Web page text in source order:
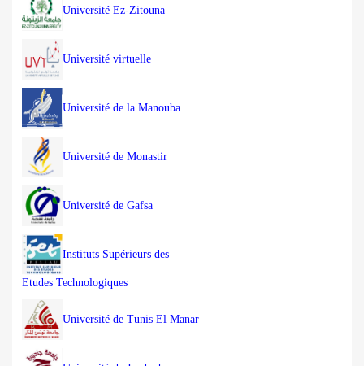
Université Ez-Zitouna
Université virtuelle
Université de la Manouba
Université de Monastir
Université de Gafsa
Instituts Supérieurs des
Etudes Technologiques
Université de Tunis El Manar